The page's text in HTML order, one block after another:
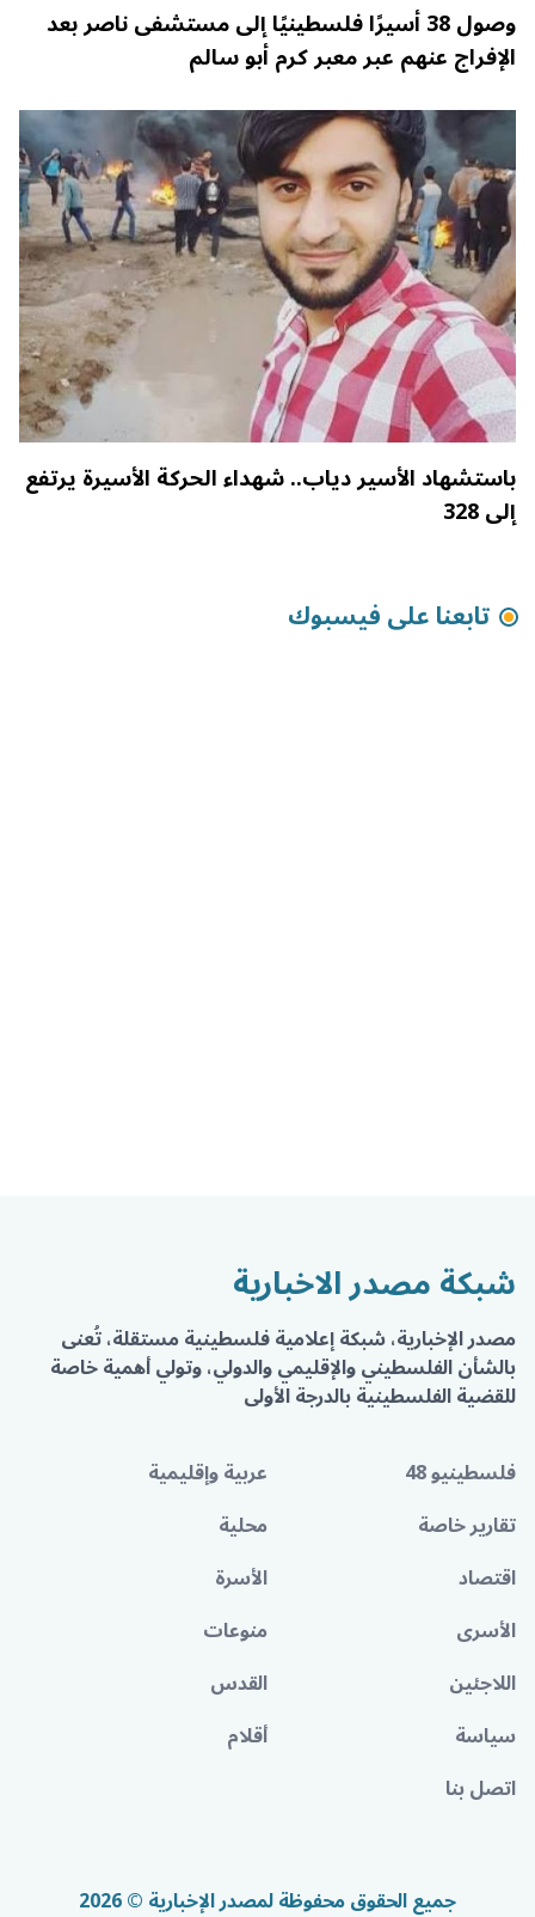
وصول 38 أسيرًا فلسطينيًا إلى مستشفى ناصر بعد
الإفراج عنهم عبر معبر كرم أبو سالم
باستشهاد الأسير دياب.. شهداء الحركة الأسيرة يرتفع
إلى 328
تابعنا على فيسبوك
شبكة مصدر الاخبارية
مصدر الإخبارية، شبكة إعلامية فلسطينية مستقلة، تُعنى
بالشأن الفلسطيني والإقليمي والدولي، وتولي أهمية خاصة
للقضية الفلسطينية بالدرجة الأولى
فلسطينيو 48
عربية وإقليمية
تقارير خاصة
محلية
اقتصاد
الأسرة
الأسرى
منوعات
اللاجئين
القدس
سياسة
أقلام
اتصل بنا
جميع الحقوق محفوظة لمصدر الإخبارية © 2026